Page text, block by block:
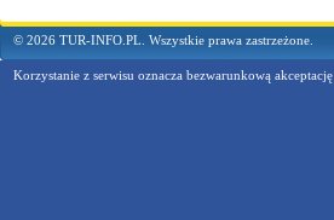
© 2026 TUR-INFO.PL. Wszystkie prawa zastrzeżone.
Korzystanie z serwisu oznacza bezwarunkową akceptację